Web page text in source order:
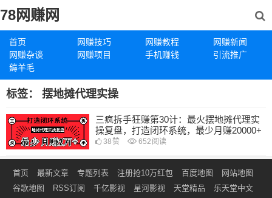
78网赚网
首页 网赚技巧 网赚教程
网赚新闻
网赚杂谈
网赚项目 手机赚钱
引流推广
薅羊毛
标签： 摆地摊代理实操
三疯拆手狂赚第30计：最火摆地摊代理实
操复盘，打造闭环系统，最少月赚20000+
38 赞 652 阅读
首页 最新文章 专题列表 注册抢10万红包 百度地图
网站地图
谷歌地图
RSS订阅 千亿影视 星河影视 天堂精品
乐天堂中文